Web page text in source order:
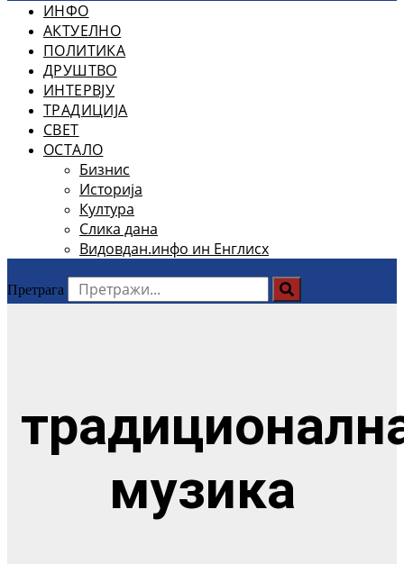
ИНФО
АКТУЕЛНО
ПОЛИТИКА
ДРУШТВО
ИНТЕРВЈУ
ТРАДИЦИЈА
СВЕТ
ОСТАЛО
Бизнис
Историја
Култура
Слика дана
Видовдан.инфо ин Енглисх
Претрага
музика